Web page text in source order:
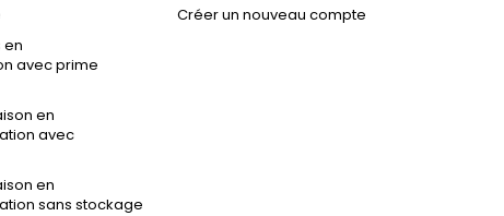
en
avec prime
en
avec
en
sans stockage
Créer un nouveau compte